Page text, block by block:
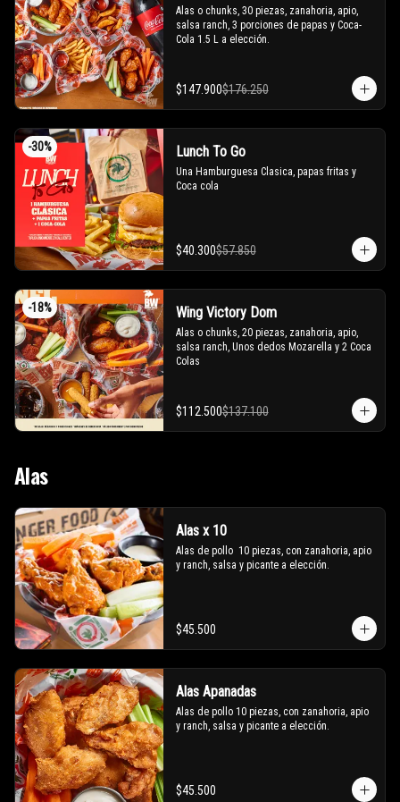
Alas o chunks, 30 piezas, zanahoria, apio,
salsa ranch, 3 porciones de papas y Coca-
Cola 1.5 L a elección.
$147.900$176.250
-30% Lunch To Go
Una Hamburguesa Clasica, papas fritas y
Coca cola
$40.300$57.850
-18% Wing Victory Dom
Alas o chunks, 20 piezas, zanahoria, apio,
salsa ranch, Unos dedos Mozarella y 2 Coca
Colas
$112.500$137.100
Alas
Alas x 10
Alas de pollo  10 piezas, con zanahoria, apio
y ranch, salsa y picante a elección.
$45.500
Alas Apanadas
Alas de pollo 10 piezas, con zanahoria, apio
y ranch, salsa y picante a elección.
$45.500